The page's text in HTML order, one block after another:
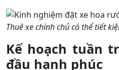
Thuê xe chính chủ có thể tiết
Kế hoạch tuần
đầu hạnh phúc